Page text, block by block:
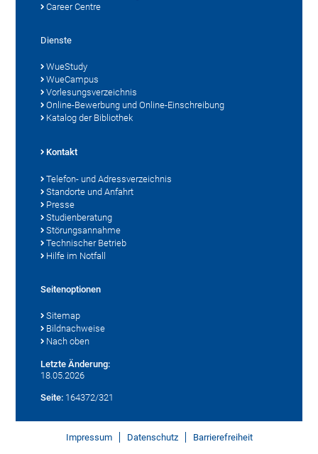
Career Centre
Dienste
WueStudy
WueCampus
Vorlesungsverzeichnis
Online-Bewerbung und Online-Einschreibung
Katalog der Bibliothek
Kontakt
Telefon- und Adressverzeichnis
Standorte und Anfahrt
Presse
Studienberatung
Störungsannahme
Technischer Betrieb
Hilfe im Notfall
Seitenoptionen
Sitemap
Bildnachweise
Nach oben
Letzte Änderung:
18.05.2026
Seite: 164372/321
Impressum Datenschutz Barrierefreiheit